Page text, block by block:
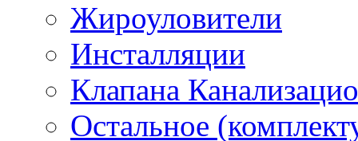
Жироуловители
Инсталляции
Клапана
Остальное